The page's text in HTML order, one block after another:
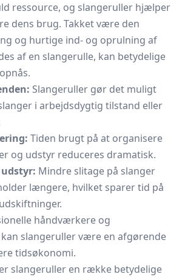
ressource, og slangeruller hjælper
dens brug. Takket være den
og hurtige ind- og oprulning af
af en slangerulle, kan betydelige
opnås.
Slangeruller gør det muligt
i arbejdsdygtig tilstand eller
Tiden brugt på at organisere
og udstyr reduceres dramatisk.
Mindre slitage på slanger
længere, hvilket sparer tid på
håndværkere og
slangeruller være en afgørende
tidsøkonomi.
slangeruller en række betydelige